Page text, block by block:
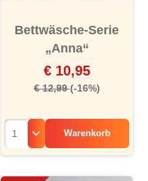
Bettwäsche-Serie
„Anna“
€ 10,95
€ 12,99(-16%)
Warenkorb